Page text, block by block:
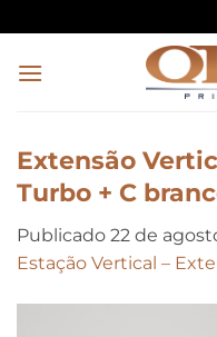
to
content
Extensão
Turbo + C
Publicado 22 de
Estação Vertical –